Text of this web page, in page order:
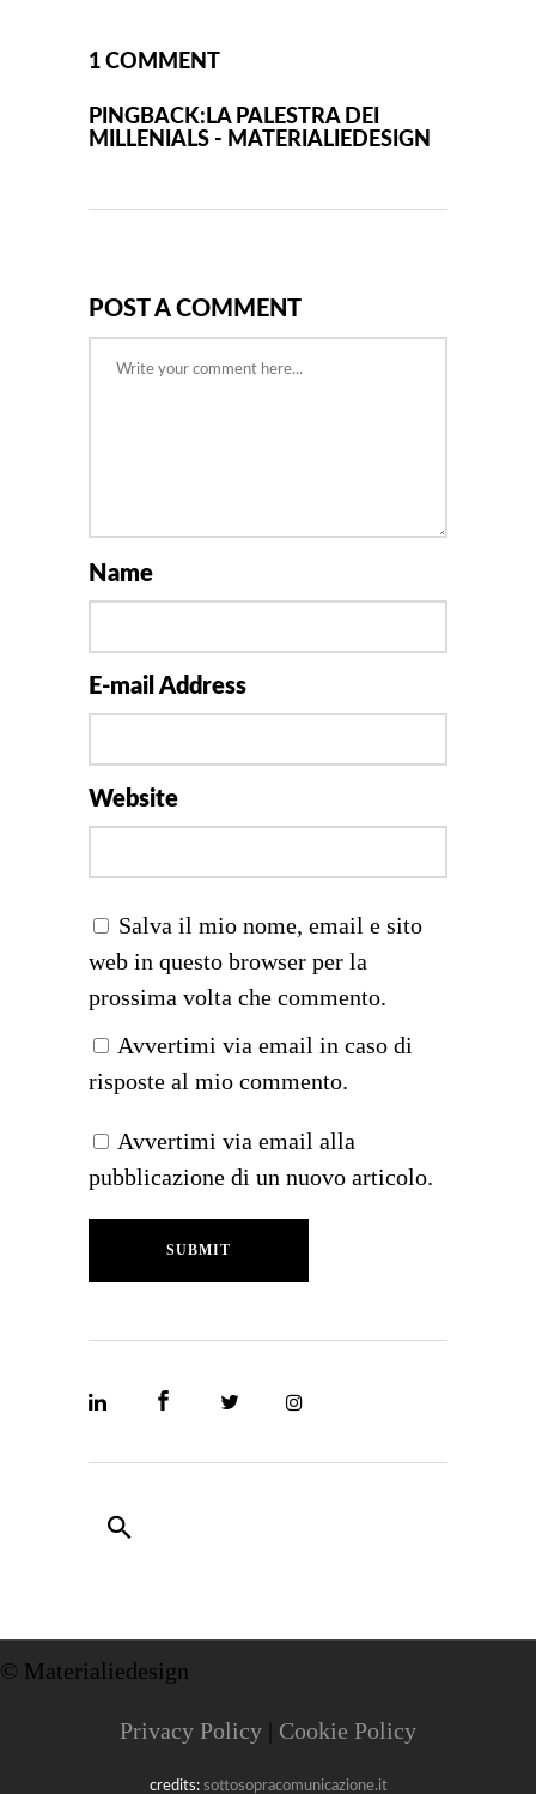
1 COMMENT
PINGBACK: LA PALESTRA DEI
MILLENIALS - MATERIALIEDESIGN
POST A COMMENT
Name
E-mail Address
Website
Salva il mio nome, email e sito
web in questo browser per la
prossima volta che commento.
Avvertimi via email in caso di
risposte al mio commento.
Avvertimi via email alla
pubblicazione di un nuovo articolo.
SUBMIT
© Materialiedesign
Privacy Policy Cookie Policy
credits: sottosopracomunicazione.it